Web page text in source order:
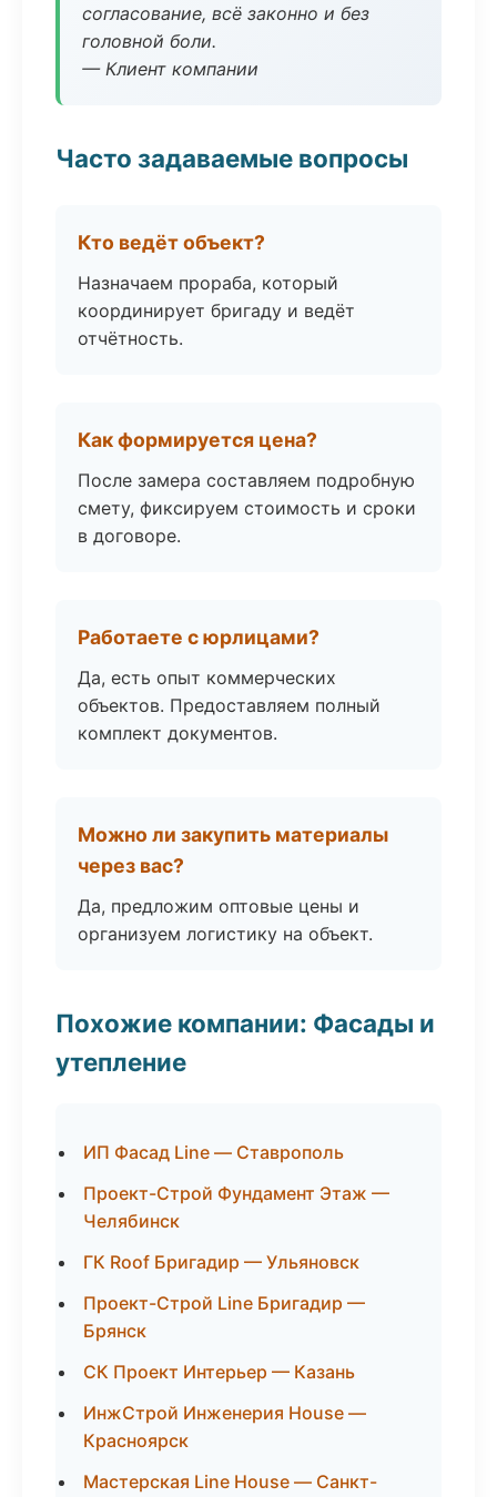
согласование, всё законно и без
головной боли.
— Клиент компании
Часто задаваемые вопросы
Кто ведёт объект?
Назначаем прораба, который
координирует бригаду и ведёт
отчётность.
Как формируется цена?
После замера составляем подробную
смету, фиксируем стоимость и сроки
в договоре.
Работаете с юрлицами?
Да, есть опыт коммерческих
объектов. Предоставляем полный
комплект документов.
Можно ли закупить материалы
через вас?
Да, предложим оптовые цены и
организуем логистику на объект.
Похожие компании: Фасады и
утепление
ИП Фасад Line — Ставрополь
Проект-Строй Фундамент Этаж —
Челябинск
ГК Roof Бригадир — Ульяновск
Проект-Строй Line Бригадир —
Брянск
СК Проект Интерьер — Казань
ИнжСтрой Инженерия House —
Красноярск
Мастерская Line House — Санкт-